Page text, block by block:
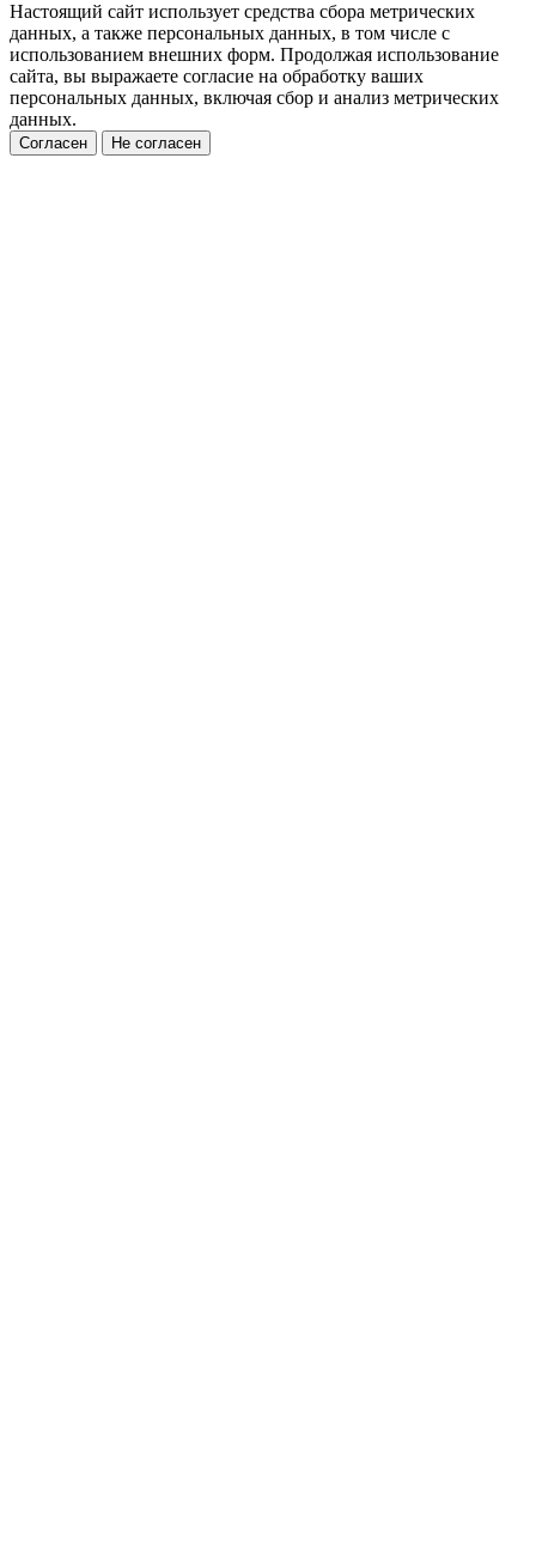
Настоящий сайт использует средства сбора метрических
данных, а также персональных данных, в том числе с
использованием внешних форм. Продолжая использование
сайта, вы выражаете согласие на обработку ваших
персональных данных, включая сбор и анализ метрических
данных.
Согласен Не согласен